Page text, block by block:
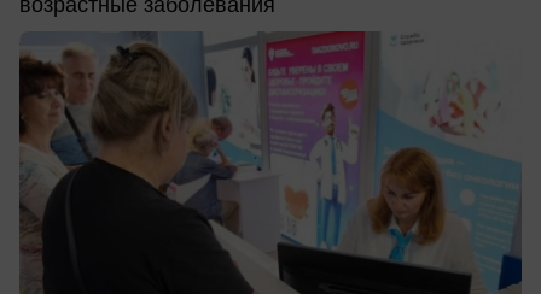
возрастные заболевания